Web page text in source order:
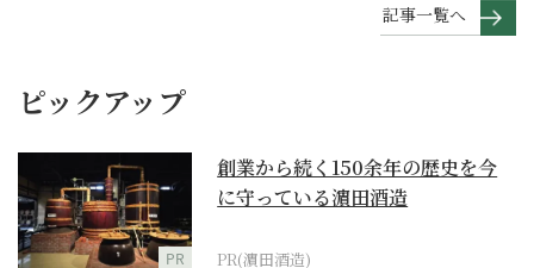
記事一覧へ
ピックアップ
PR
創業から続く150余年の歴史を今
に守っている濵田酒造
PR(濵田酒造)